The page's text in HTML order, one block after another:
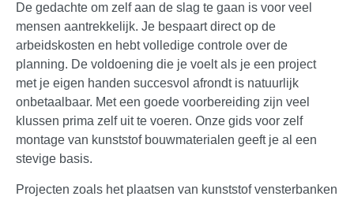
De gedachte om zelf aan de slag te gaan is voor veel
mensen aantrekkelijk. Je bespaart direct op de
arbeidskosten en hebt volledige controle over de
planning. De voldoening die je voelt als je een project
met je eigen handen succesvol afrondt is natuurlijk
onbetaalbaar. Met een goede voorbereiding zijn veel
klussen prima zelf uit te voeren. Onze gids voor zelf
montage van kunststof bouwmaterialen geeft je al een
stevige basis.
Projecten zoals het plaatsen van kunststof vensterbanken